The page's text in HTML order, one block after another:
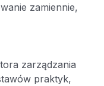
zamiennie,
zarządzania
praktyk,